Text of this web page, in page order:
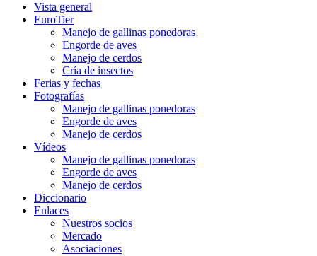
Vista general
EuroTier
Manejo de gallinas ponedoras
Engorde de aves
Manejo de cerdos
Cría de insectos
Ferias y fechas
Fotografías
Manejo de gallinas ponedoras
Engorde de aves
Manejo de cerdos
Vídeos
Manejo de gallinas ponedoras
Engorde de aves
Manejo de cerdos
Diccionario
Enlaces
Nuestros socios
Mercado
Asociaciones